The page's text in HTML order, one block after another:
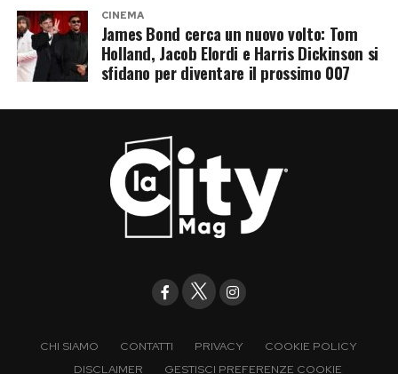
CINEMA
James Bond cerca un nuovo volto: Tom
Holland, Jacob Elordi e Harris Dickinson si
sfidano per diventare il prossimo 007
CHI SIAMO CONTATTI PRIVACY
COOKIE POLICY
DISCLAIMER
GESTISCI PREFERENZE COOKIE